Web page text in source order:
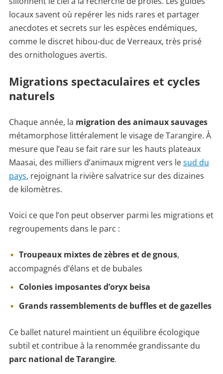
locaux savent où repérer les nids rares et partager
anecdotes et secrets sur les espèces endémiques,
comme le discret hibou-duc de Verreaux, très prisé
des ornithologues avertis.
Migrations spectaculaires et cycles
naturels
Chaque année, la migration des animaux sauvages
métamorphose littéralement le visage de Tarangire. À
mesure que l’eau se fait rare sur les hauts plateaux
Maasai, des milliers d’animaux migrent vers lesud du
pays, rejoignant la rivière salvatrice sur des dizaines
de kilomètres.
Voici ce que l’on peut observer parmi les migrations et
regroupements dans le parc :
Troupeaux mixtes de zèbres et de gnous,
accompagnés d’élans et de bubales
Colonies imposantes d’oryx beisa
Grands rassemblements de buffles et de gazelles
Ce ballet naturel maintient un équilibre écologique
subtil et contribue à la renommée grandissante du
parc national de Tarangire.